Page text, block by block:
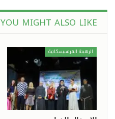
YOU MIGHT ALSO LIKE
الرهبنة الفرنسيسكانية